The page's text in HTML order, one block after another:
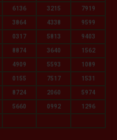
6136 3215 7919
3864 4338 9599
0317 5813 9403
8874 3640 1562
4909 5593 1089
0155 7517 1531
8724 2060 5974
5660 0992 1296